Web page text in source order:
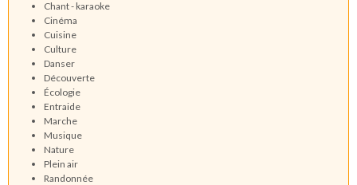
Chant - karaoke
Cinéma
Cuisine
Culture
Danser
Découverte
Écologie
Entraide
Marche
Musique
Nature
Plein air
Randonnée